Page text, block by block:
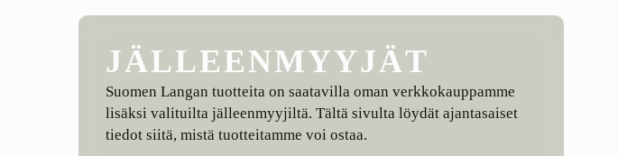
JÄLLEENMYYJÄT
Suomen Langan tuotteita on saatavilla oman verkkokauppamme
lisäksi valituilta jälleenmyyjiltä. Tältä sivulta löydät ajantasaiset
tiedot siitä, mistä tuotteitamme voi ostaa.